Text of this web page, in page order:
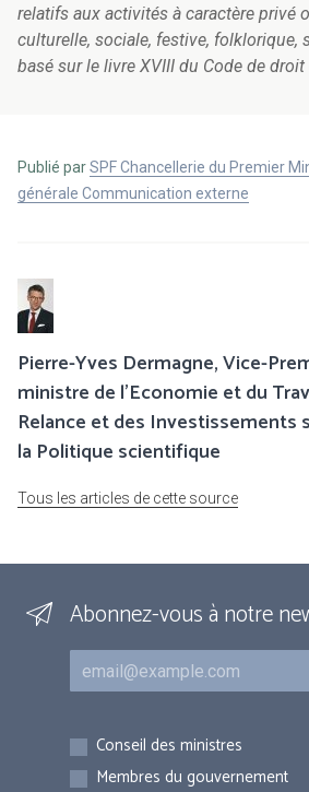
relatifs aux activités à caractère privé
culturelle, sociale, festive, folklorique,
basé sur le livre XVIII du Code de
Publié parSPF Chancellerie du Premier
générale Communication externe
Pierre-Yves Dermagne, Vice-
ministre de l’Economie et du
Relance et des Investissements
la Politique scientifique
Tous les articles de cette source
Abonnez-vous à notre
Courriel
Inscriptions
Conseil des ministres
Membres du gouvernement